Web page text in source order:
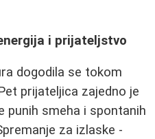
i prijateljstvo
dogodila se tokom
prijateljica zajedno je
punih smeha i spontanih
za izlaske -